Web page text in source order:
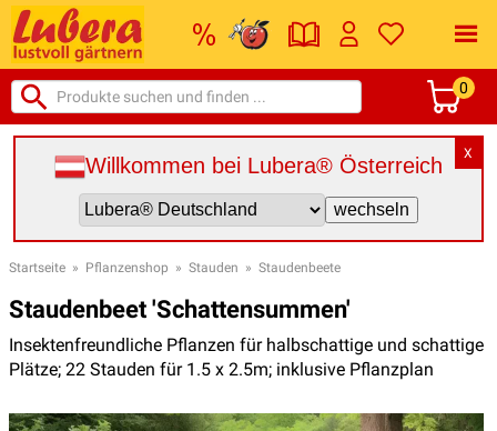
0
X
Willkommen bei Lubera® Österreich
Startseite » Pflanzenshop » Stauden » Staudenbeete
Staudenbeet 'Schattensummen'
Insektenfreundliche Pflanzen für halbschattige und schattige
Plätze; 22 Stauden für 1.5 x 2.5m; inklusive Pflanzplan